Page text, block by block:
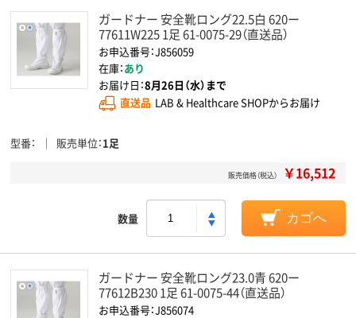
ガードナー 安全靴ロング22.5白 620ー
77611W225 1足 61-0075-29（直送品）
お申込番号：J856059
在庫：あり
お届け日：8月26日（水）まで
直送品 LAB & Healthcare SHOPからお届け
型番 販売単位 1足
販売価格（税込） ￥16,512
数量 カゴへ
ガードナー 安全靴ロング23.0青 620ー
77612B230 1足 61-0075-44（直送品）
お申込番号：J856074